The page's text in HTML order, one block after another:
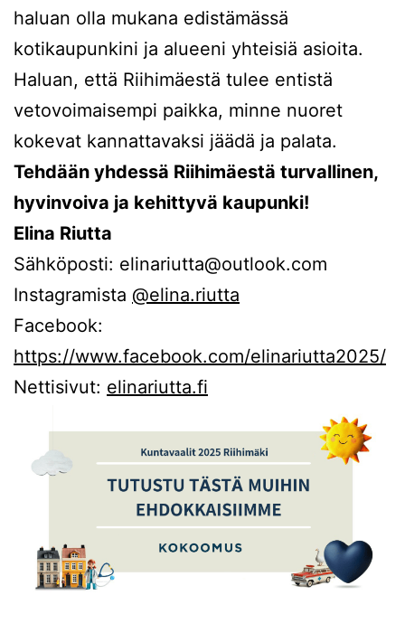
haluan olla mukana edistämässä
kotikaupunkini ja alueeni yhteisiä asioita.
Haluan, että Riihimäestä tulee entistä
vetovoimaisempi paikka, minne nuoret
kokevat kannattavaksi jäädä ja palata.
Tehdään yhdessä Riihimäestä turvallinen,
hyvinvoiva ja kehittyvä kaupunki!
Elina Riutta
Sähköposti: elinariutta@outlook.com
Instagramista @elina.riutta
Facebook:
https://www.facebook.com/elinariutta2025/
Nettisivut: elinariutta.fi